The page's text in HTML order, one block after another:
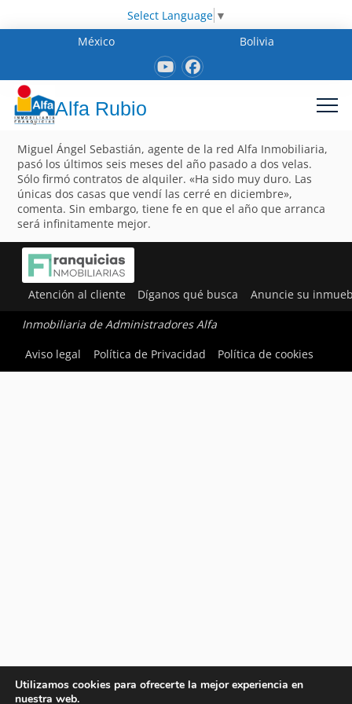
Select Language ▼
México
Bolivia
Alfa Rubio
Miguel Ángel Sebastián, agente de la red Alfa Inmobiliaria,
pasó los últimos seis meses del año pasado a dos velas.
Sólo firmó contratos de alquiler. «Ha sido muy duro. Las
únicas dos casas que vendí las cerré en diciembre»,
comenta. Sin embargo, tiene fe en que el año que arranca
será infinitamente mejor.
Atención al cliente Díganos qué busca Anuncie su
Inmobiliaria de Administradores Alfa
Aviso legal
Política de Privacidad Política de cookies
Utilizamos cookies para ofrecerte la mejor experiencia en
nuestra web.